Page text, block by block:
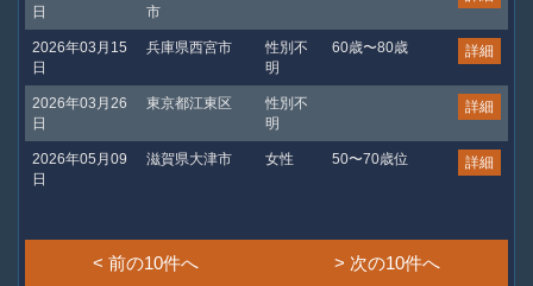
日
市
2026年03月15
日
兵庫県西宮市
性別不
明
60歳〜80歳 詳細
2026年03月26
日
東京都江東区
性別不
明
詳細
2026年05月09
日
滋賀県大津市 女性 50〜70歳位 詳細
< 前の10件へ > 次の10件へ